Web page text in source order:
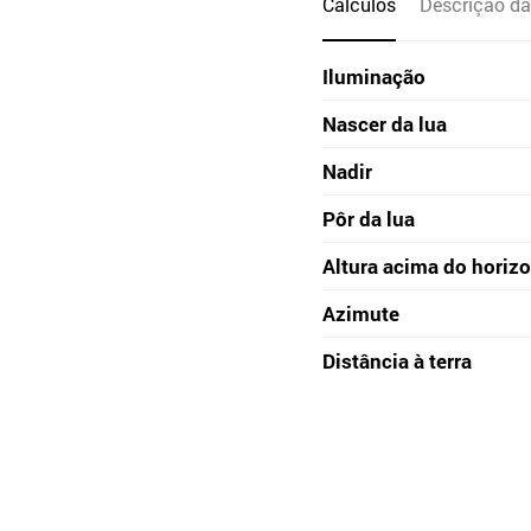
Iluminação
Nascer da lua
Nadir
Pôr da lua
Altura acima do
Azimute
Distância à terra